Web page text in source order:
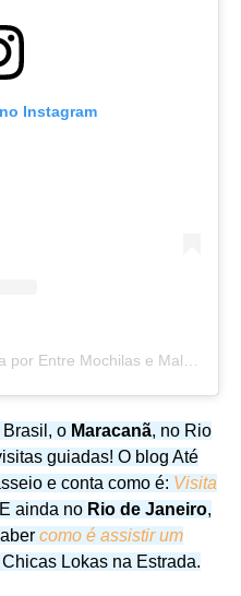
Instagram
Uma publicação compartilhada por Entre Mochilas e Malinhas (@mochilasemalinhas)
Brasil, o Maracanã, no Rio
guiadas! O blog Até
e conta como é: Visita
ainda no Rio de Janeiro,
como é assistir um
Lokas na Estrada.